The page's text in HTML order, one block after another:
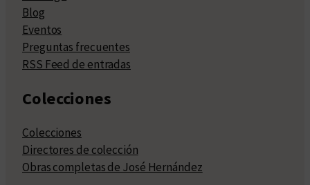
Blog
Eventos
Preguntas frecuentes
RSS Feed de entradas
Colecciones
Colecciones
Directores de colección
Obras completas de José Hernández